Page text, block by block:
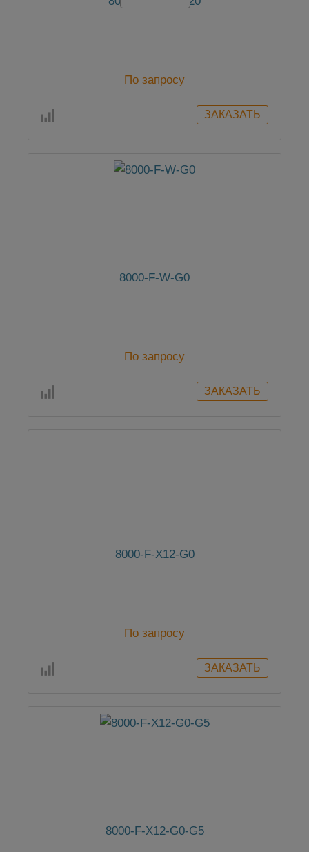
По запросу
8000-F-W-G0
По запросу
8000-F-X12-G0
По запросу
8000-F-X12-G0-G5